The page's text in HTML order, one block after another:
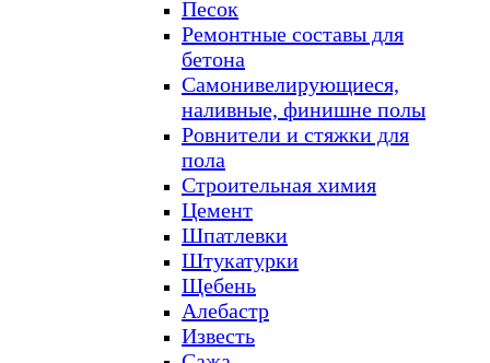
Песок
Ремонтные составы для
бетона
Самонивелирующиеся,
наливные, финишне полы
Ровнители и стяжки для
пола
Строительная химия
Цемент
Шпатлевки
Штукатурки
Щебень
Алебастр
Известь